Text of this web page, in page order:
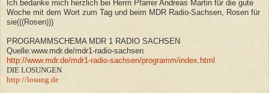
Ich bedanke mich herzlich bei Herrn Pfarrer Andreas Martin für die gute
Woche mit dem Wort zum Tag und beim MDR Radio-Sachsen, Rosen für
sie(((Rosen)))
PROGRAMMSCHEMA MDR 1 RADIO SACHSEN
Quelle:www.mdr.de/mdr1-radio-sachsen
http://www.mdr.de/mdr1-radio-sachsen/programm/index.html
DIE LOSUNGEN
http://losung.de